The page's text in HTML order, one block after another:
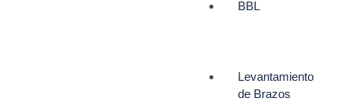
BBL
Levantamiento
de Brazos